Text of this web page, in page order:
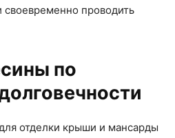
проводить
по
отделки крыши и мансарды